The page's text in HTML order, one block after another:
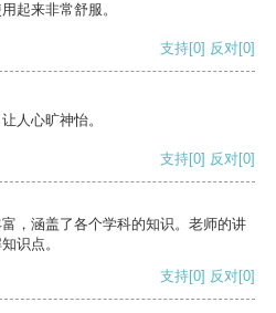
起来非常舒服。
支持[0] 反对[0]
人心旷神怡。
支持[0] 反对[0]
，涵盖了各个学科的知识。老师的讲
识点。
支持[0] 反对[0]